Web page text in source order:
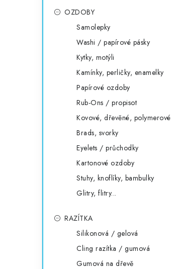
OZDOBY
Samolepky
Washi / papírové pásky
Kytky, motýli
Kamínky, perličky, enamelky
Papírové ozdoby
Rub-Ons / propisot
Kovové, dřevěné, polymerové
Brads, svorky
Eyelets / průchodky
Kartonové ozdoby
Stuhy, knoflíky, bambulky
Glitry, flitry...
RAZÍTKA
Silikonová / gelová
Cling razítka / gumová
Gumová na dřevě